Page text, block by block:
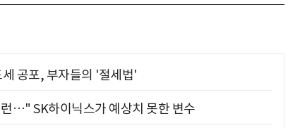
공포, 부자들의 '절세법'
…" SK하이닉스가 예상치 못한 변수